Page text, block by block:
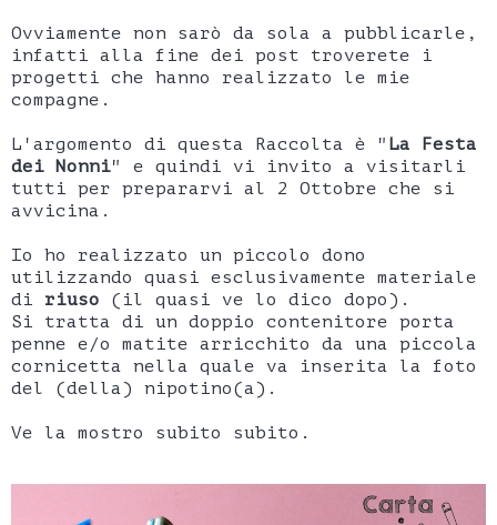
Ovviamente non sarò da sola a pubblicarle,
infatti alla fine dei post troverete i
progetti che hanno realizzato le mie
compagne.
L'argomento di questa Raccolta è " La Festa
dei Nonni" e quindi vi invito a visitarli
tutti per prepararvi al 2 Ottobre che si
avvicina.
Io ho realizzato un piccolo dono
utilizzando quasi esclusivamente materiale
di riuso (il quasi ve lo dico dopo).
Si tratta di un doppio contenitore porta
penne e/o matite arricchito da una piccola
cornicetta nella quale va inserita la foto
del (della) nipotino(a).
Ve la mostro subito subito.